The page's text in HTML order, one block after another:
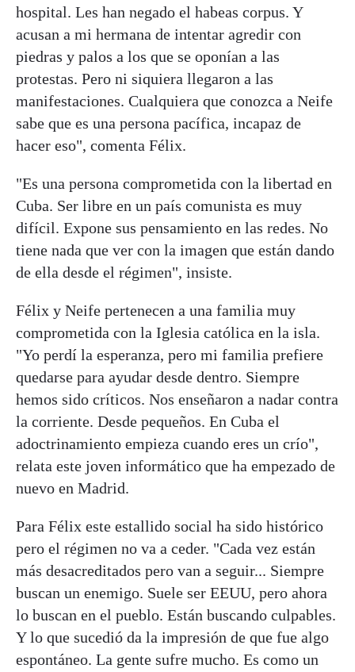
hospital. Les han negado el habeas corpus. Y
acusan a mi hermana de intentar agredir con
piedras y palos a los que se oponían a las
protestas. Pero ni siquiera llegaron a las
manifestaciones. Cualquiera que conozca a Neife
sabe que es una persona pacífica, incapaz de
hacer eso", comenta Félix.
"Es una persona comprometida con la libertad en
Cuba. Ser libre en un país comunista es muy
difícil. Expone sus pensamiento en las redes. No
tiene nada que ver con la imagen que están dando
de ella desde el régimen", insiste.
Félix y Neife pertenecen a una familia muy
comprometida con la Iglesia católica en la isla.
"Yo perdí la esperanza, pero mi familia prefiere
quedarse para ayudar desde dentro. Siempre
hemos sido críticos. Nos enseñaron a nadar contra
la corriente. Desde pequeños. En Cuba el
adoctrinamiento empieza cuando eres un crío",
relata este joven informático que ha empezado de
nuevo en Madrid.
Para Félix este estallido social ha sido histórico
pero el régimen no va a ceder. "Cada vez están
más desacreditados pero van a seguir... Siempre
buscan un enemigo. Suele ser EEUU, pero ahora
lo buscan en el pueblo. Están buscando culpables.
Y lo que sucedió da la impresión de que fue algo
espontáneo. La gente sufre mucho. Es como un